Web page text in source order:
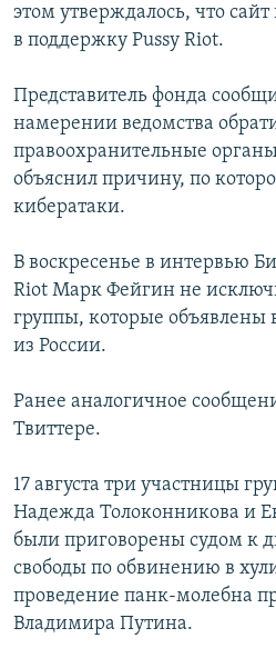
РАСПИСАНИЕ ВЕЩАНИЯ
СОЦИАЛЬНЫЕ СЕТИ
Все сайты РСЕ/РС
этом утверждалось, что
в поддержку Pussy Riot.
Представитель фонда
намерении ведомства
правоохранительные
объяснил причину, по
кибератаки.
В воскресенье в интервью
Riot Марк Фейгин не
группы, которые объявлены
из России.
Ранее аналогичное
Твиттере.
17 августа три участницы
Надежда Толоконникова и
были приговорены судом к
свободы по обвинению в
проведение панк-молебна
Владимира Путина.